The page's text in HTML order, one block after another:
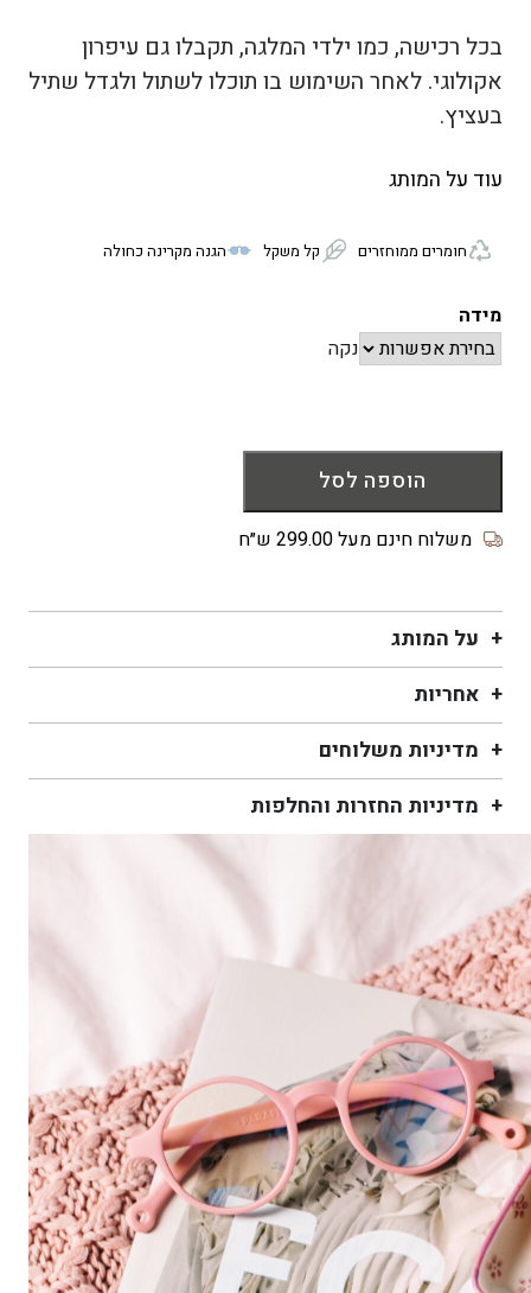
בכל רכישה, כמו ילדי המלגה, תקבלו גם עיפרון
אקולוגי. לאחר השימוש בו תוכלו לשתול ולגדל שתיל
בעציץ.
עוד על המותג
חומרים ממוחזרים קל משקל הגנה מקרינה כחולה
מידה
נקה
קריאה
NILO
הוספה לסל
משלוח חינם מעל 299.00 ש״ח
על המותג
אחריות
מדיניות משלוחים
מדיניות החזרות והחלפות